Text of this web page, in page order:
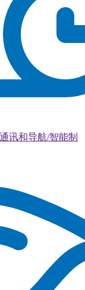
讯和导航/智能制